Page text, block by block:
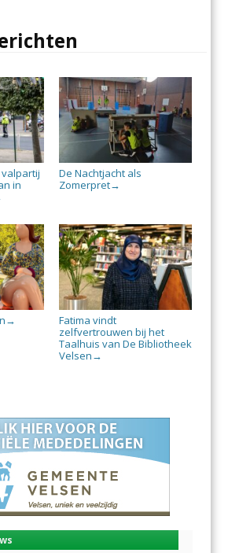
in
De Nachtjacht als
Zomerpret→
→
Fatima vindt
zelfvertrouwen bij het
Taalhuis van De Bibliotheek
Velsen →